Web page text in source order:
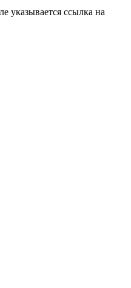
указывается ссылка на